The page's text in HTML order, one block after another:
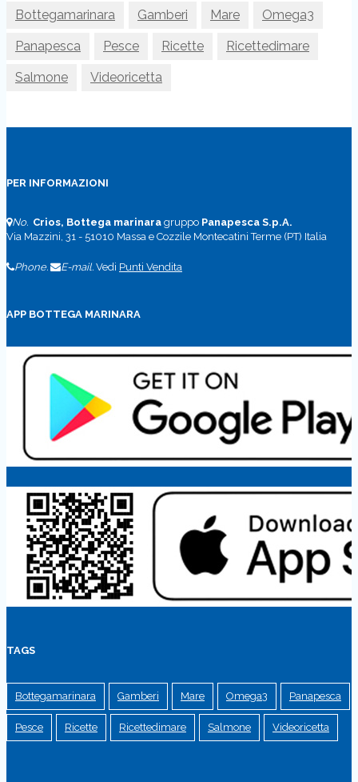
Bottegamarinara Gamberi Mare Omega3
Panapesca Pesce Ricette Ricettedimare
Salmone Videoricetta
PER INFORMAZIONI
No. Crios, Bottega marinara gruppo Panapesca S.p.A.
Via Mazzini, 31 - 51010 Massa e Cozzile Montecatini Terme (PT) Italia
Phone. E-mail. Vedi Punti Vendita
APP BOTTEGA MARINARA
TAGS
Bottegamarinara Gamberi Mare Omega3 Panapesca
Pesce Ricette Ricettedimare Salmone Videoricetta